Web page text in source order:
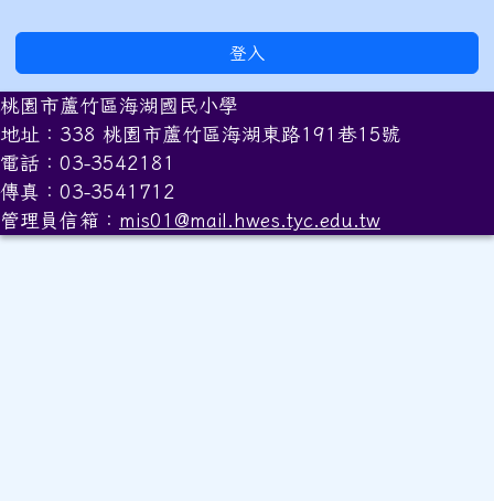
登入
桃園市蘆竹區海湖國民小學
地址：338 桃園市蘆竹區海湖東路191巷15號
電話：03-3542181
傳真：03-3541712
管理員信箱： mis01@mail.hwes.tyc.edu.tw